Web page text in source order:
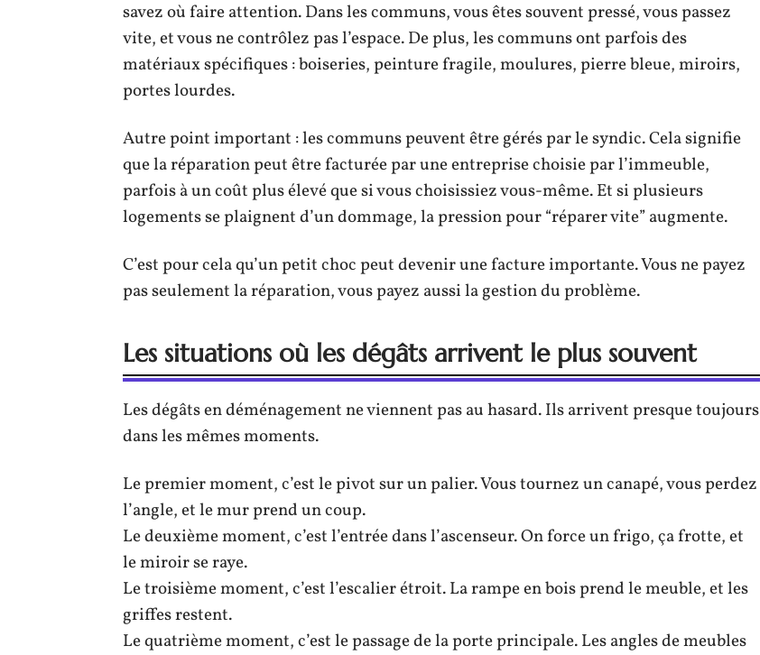
savez où faire attention. Dans les communs, vous êtes souvent pressé, vous passez
vite, et vous ne contrôlez pas l’espace. De plus, les communs ont parfois des
matériaux spécifiques : boiseries, peinture fragile, moulures, pierre bleue, miroirs,
portes lourdes.
Autre point important : les communs peuvent être gérés par le syndic. Cela signifie
que la réparation peut être facturée par une entreprise choisie par l’immeuble,
parfois à un coût plus élevé que si vous choisissiez vous-même. Et si plusieurs
logements se plaignent d’un dommage, la pression pour “réparer vite” augmente.
C’est pour cela qu’un petit choc peut devenir une facture importante. Vous ne payez
pas seulement la réparation, vous payez aussi la gestion du problème.
Les situations où les dégâts arrivent le plus souvent
Les dégâts en déménagement ne viennent pas au hasard. Ils arrivent presque toujours
dans les mêmes moments.
Le premier moment, c’est le pivot sur un palier. Vous tournez un canapé, vous perdez
l’angle, et le mur prend un coup.
Le deuxième moment, c’est l’entrée dans l’ascenseur. On force un frigo, ça frotte, et
le miroir se raye.
Le troisième moment, c’est l’escalier étroit. La rampe en bois prend le meuble, et les
griffes restent.
Le quatrième moment, c’est le passage de la porte principale. Les angles de meubles